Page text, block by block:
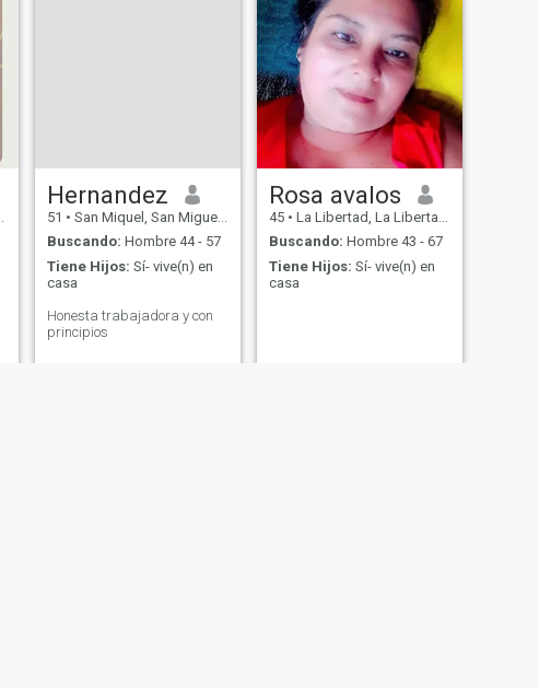
Hernandez
51 • San Miquel, San Miguel, El Salvador
Buscando: Hombre 44 - 57
Tiene Hijos: Sí- vive(n) en
casa
Honesta trabajadora y con
principios
Rosa avalos
45 • La Libertad, La Libertad, El Salvador
Buscando: Hombre 43 - 67
Tiene Hijos: Sí- vive(n) en
casa